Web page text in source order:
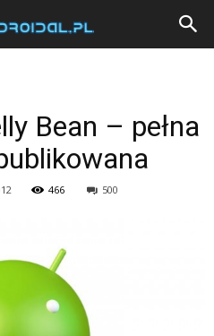
Bean – pełna
466 500